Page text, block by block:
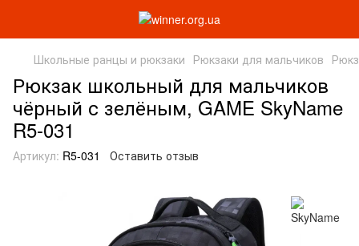
Школьные ранцы и рюкзаки Рюкзаки для мальчиков
Рюкзак школьный для мальчиков
чёрный с зелёным, GAME SkyName
R5-031
Артикул: R5-031 Оставить отзыв